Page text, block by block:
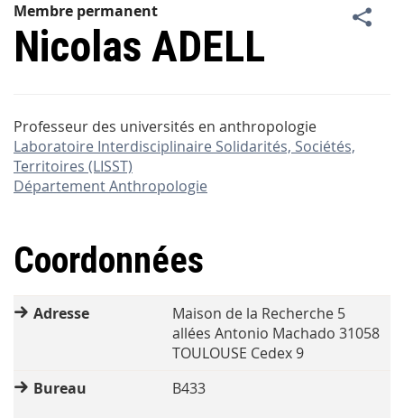
Membre permanent
Nicolas ADELL
Professeur des universités en anthropologie
Laboratoire Interdisciplinaire Solidarités, Sociétés,
Territoires (LISST)
Département Anthropologie
Coordonnées
Adresse
Maison de la Recherche 5
allées Antonio Machado 31058
TOULOUSE Cedex 9
Bureau
B433